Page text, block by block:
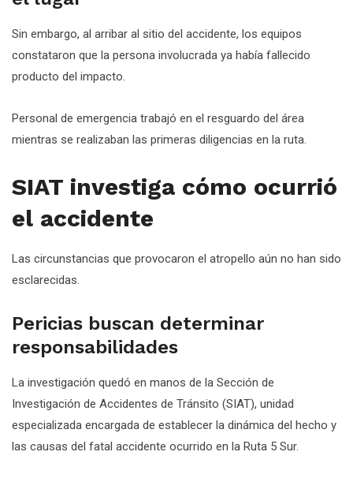
Sin embargo, al arribar al sitio del accidente, los equipos
constataron que la persona involucrada ya había fallecido
producto del impacto.
Personal de emergencia trabajó en el resguardo del área
mientras se realizaban las primeras diligencias en la ruta.
SIAT investiga cómo ocurrió
el accidente
Las circunstancias que provocaron el atropello aún no han sido
esclarecidas.
Pericias buscan determinar
responsabilidades
La investigación quedó en manos de la Sección de
Investigación de Accidentes de Tránsito (SIAT), unidad
especializada encargada de establecer la dinámica del hecho y
las causas del fatal accidente ocurrido en la Ruta 5 Sur.